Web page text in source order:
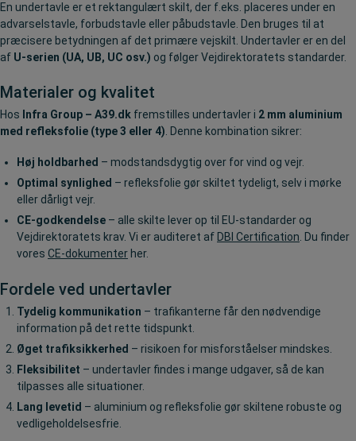
En undertavle er et rektangulært skilt, der f.eks. placeres under en
advarselstavle, forbudstavle eller påbudstavle. Den bruges til at
præcisere betydningen af det primære vejskilt. Undertavler er en del
af U-serien (UA, UB, UC osv.) og følger Vejdirektoratets standarder.
Materialer og kvalitet
Hos Infra Group – A39.dk fremstilles undertavler i 2 mm aluminium
med refleksfolie (type 3 eller 4) . Denne kombination sikrer:
Høj holdbarhed – modstandsdygtig over for vind og vejr.
Optimal synlighed – refleksfolie gør skiltet tydeligt, selv i mørke
eller dårligt vejr.
CE-godkendelse – alle skilte lever op til EU-standarder og
Vejdirektoratets krav. Vi er auditeret afDBI Certification . Du finder
vores CE-dokumenterher.
Fordele ved undertavler
Tydelig kommunikation – trafikanterne får den nødvendige
information på det rette tidspunkt.
Øget trafiksikkerhed – risikoen for misforståelser mindskes.
Fleksibilitet – undertavler findes i mange udgaver, så de kan
tilpasses alle situationer.
Lang levetid – aluminium og refleksfolie gør skiltene robuste og
vedligeholdelsesfrie.